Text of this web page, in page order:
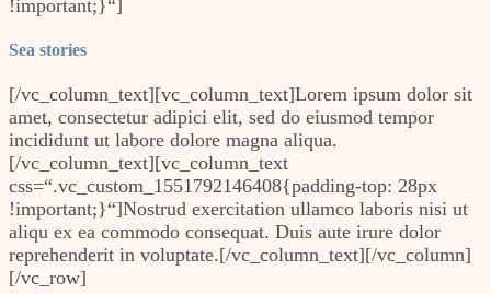
!important;}“]
Sea stories
[/vc_column_text][vc_column_text]Lorem ipsum dolor sit
amet, consectetur adipici elit, sed do eiusmod tempor
incididunt ut labore dolore magna aliqua.
[/vc_column_text][vc_column_text
css=“.vc_custom_1551792146408{padding-top: 28px
!important;}“]Nostrud exercitation ullamco laboris nisi ut
aliqu ex ea commodo consequat. Duis aute irure dolor
reprehenderit in voluptate.[/vc_column_text][/vc_column]
[/vc_row]